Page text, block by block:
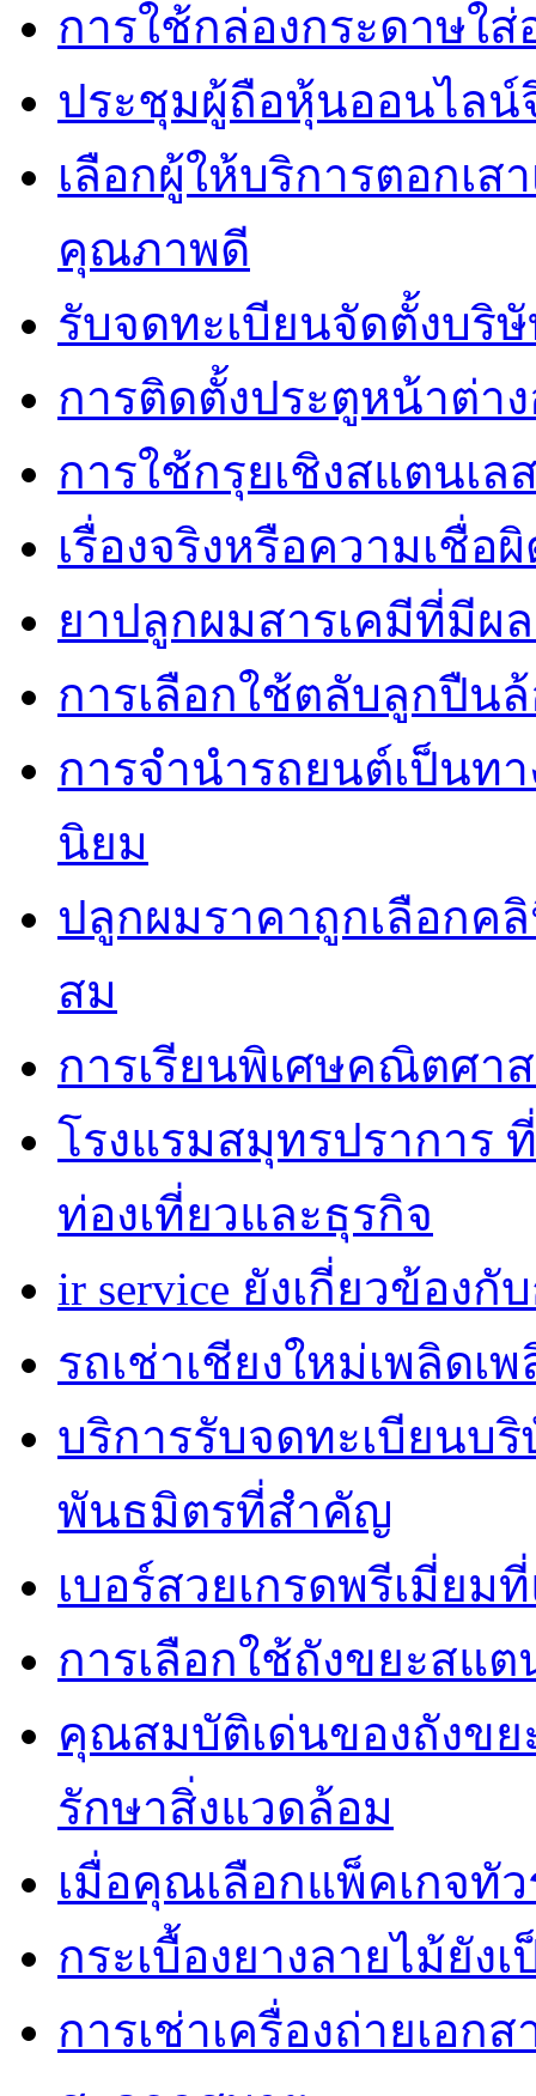
การใช้กล่องกระดาษใ
ประชุมผู้ถือหุ้นออนไลน์
เลือกผู้ให้บริการตอกเ
คุณภาพดี
รับจดทะเบียนจัดตั้งบ
การติดตั้งประตูหน้าต่า
การใช้กรุยเชิงสแตนเ
เรื่องจริงหรือความเชื่อ
ยาปลูกผมสารเคมีที่มีผ
การเลือกใช้ตลับลูกปืน
การจำนำรถยนต์เป็นท
นิยม
ปลูกผมราคาถูกเลือกค
สม
การเรียนพิเศษคณิตศ
โรงแรมสมุทรปราการ
ท่องเที่ยวและธุรกิจ
ir service ยังเกี่ยวข้อง
รถเช่าเชียงใหม่เพลิดเ
บริการรับจดทะเบียนบ
พันธมิตรที่สำคัญ
เบอร์สวยเกรดพรีเมี่ยม
การเลือกใช้ถังขยะสแต
คุณสมบัติเด่นของถังขย
รักษาสิ่งแวดล้อม
เมื่อคุณเลือกแพ็คเกจทัว
กระเบื้องยางลายไม้ยัง
การเช่าเครื่องถ่ายเอก